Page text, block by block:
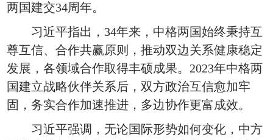
两国建交34周年。
习近平指出，34年来，中格两国始终秉持互
尊互信、合作共赢原则，推动双边关系健康稳定
发展，各领域合作取得丰硕成果。2023年中格两
国建立战略伙伴关系后，双方政治互信愈加牢
固，务实合作加速推进，多边协作更富成效。
习近平强调，无论国际形势如何变化，中方